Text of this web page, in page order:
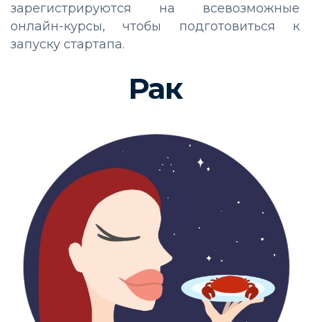
зарегистрируются на всевозможные
онлайн-курсы, чтобы подготовиться к
запуску стартапа.
Рак